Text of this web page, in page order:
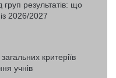
результатів: що
2026/2027
критеріїв
учнів